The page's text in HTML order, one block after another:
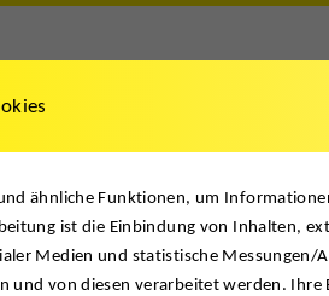
Dokumente
ähnliche Funktionen, um
ist die Einbindung von Inhalten,
Medien und statistische
und von diesen verarbeitet werden.